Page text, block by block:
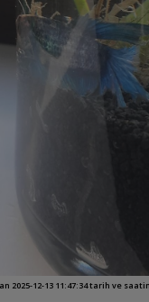
2025-12-13 11:47:34 tarih ve